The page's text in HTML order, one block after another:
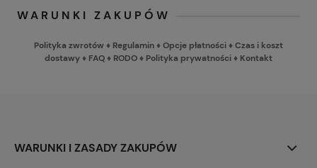
WARUNKI ZAKUPÓW
Polityka zwrotów ♦ Regulamin♦Opcje płatności♦Czas i koszt
dostawy♦ FAQ♦ RODO♦ Polityka prywatności♦ Kontakt
WARUNKI I ZASADY ZAKUPÓW